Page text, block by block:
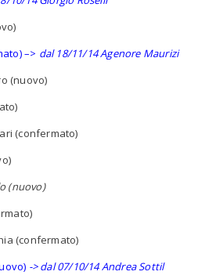
–> dal 18/11/14 Agenore Maurizi
(nuovo)
(confermato)
(nuovo)
(confermato)
-> dal 07/10/14 Andrea Sottil